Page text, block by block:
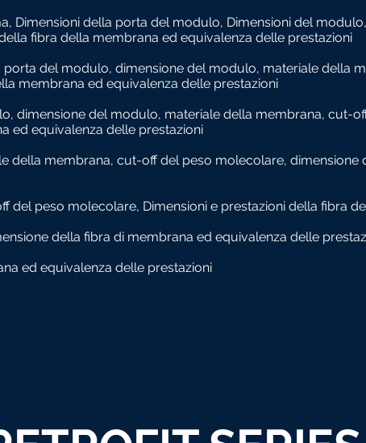
Dimensioni della porta del modulo, Dimensioni del
fibra della membrana ed equivalenza delle prestazioni
porta del modulo, dimensione del modulo, materiale della
membrana ed equivalenza delle prestazioni
dimensione del modulo, materiale della membrana, cut-
ed equivalenza delle prestazioni
della membrana, cut-off del peso molecolare, dimensione
del peso molecolare, Dimensioni e prestazioni della fibra
della fibra di membrana ed equivalenza delle
ed equivalenza delle prestazioni